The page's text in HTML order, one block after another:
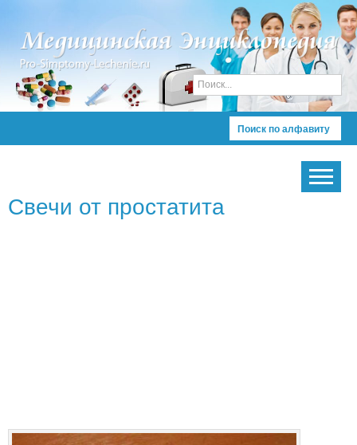
Поиск по алфавиту
Свечи от простатита